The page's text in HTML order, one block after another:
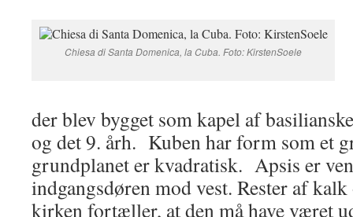
Chiesa di Santa Domenica, la Cuba. Foto: KirstenSoele
der blev bygget som kapel af
og det 9. årh. Kuben har form som et
grundplanet er kvadratisk. Apsis er
indgangsdøren mod vest. Rester af
kirken fortæller, at den må have været